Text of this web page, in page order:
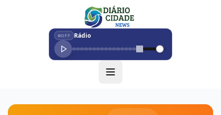
OFF Rádio